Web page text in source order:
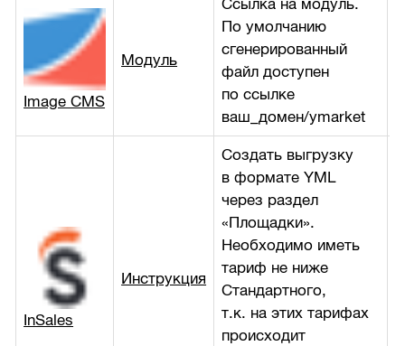
Image CMS
Модуль
Ссылка на модуль.
По умолчанию
сгенерированный
файл доступен
по ссылке
ваш_домен/ymarket
InSales
Инструкция
Создать выгрузку
в формате YML
через раздел
«Площадки».
Необходимо иметь
тариф не ниже
Стандартного,
т.к. на этих тарифах
происходит